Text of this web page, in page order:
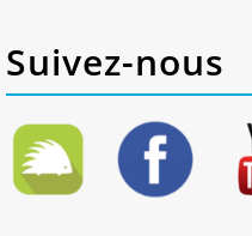
Suivez-nous